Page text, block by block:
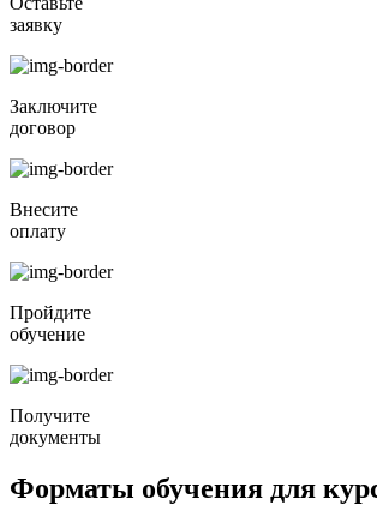
заявку
Заключите
договор
Внесите
оплату
Пройдите
обучение
Получите
документы
Форматы обучения для